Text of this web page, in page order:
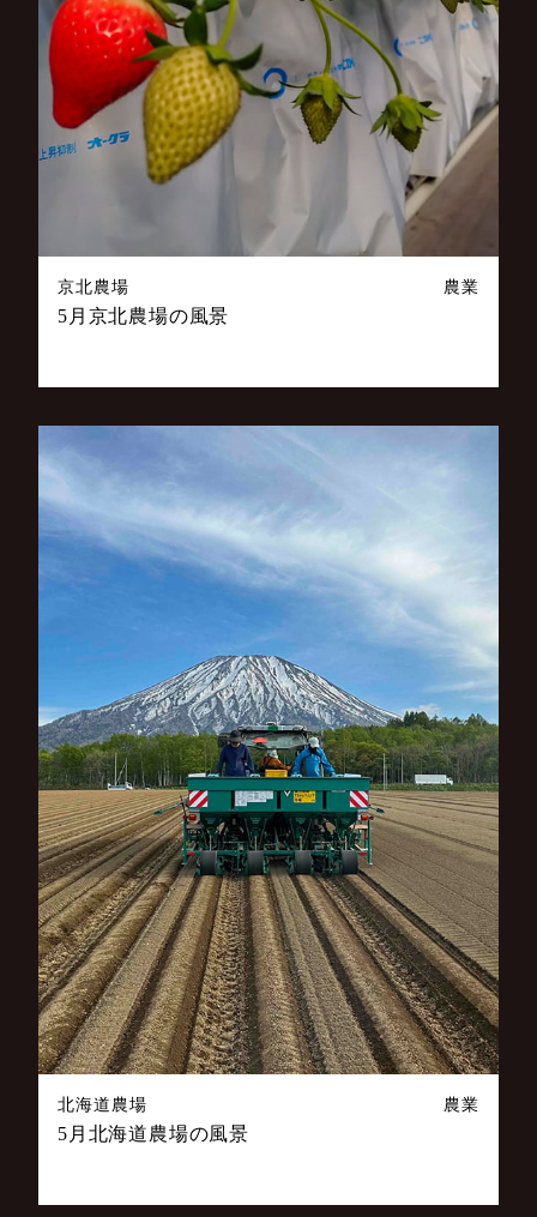
京北農場 農業
5月京北農場の風景
北海道農場 農業
5月北海道農場の風景